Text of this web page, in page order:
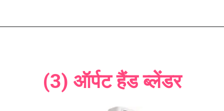
(3) ऑर्पट हैंड ब्लेंडर